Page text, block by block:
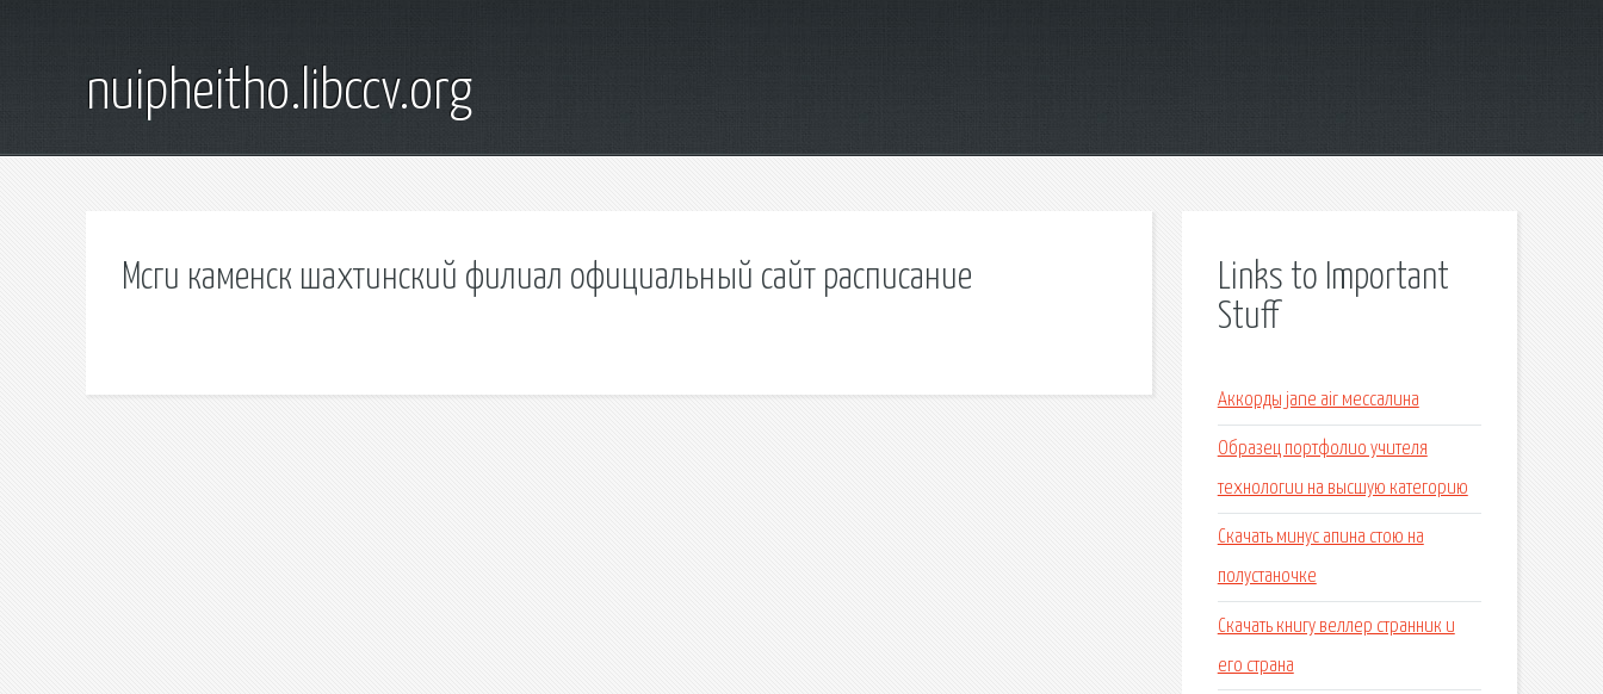
nuipheitho.libccv.org
Мсги каменск шахтинский филиал официальный сайт расписание
Links to Important
Stuff
Аккорды jane air мессалина
Образец портфолио учителя
технологии на высшую категорию
Скачать минус апина стою на
полустаночке
Скачать книгу веллер странник и
его страна